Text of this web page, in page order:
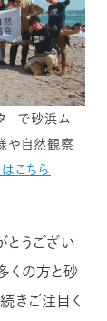
ーで砂浜ムー
や自然観察
こちら
とうござい
くの方と砂
きご注目く